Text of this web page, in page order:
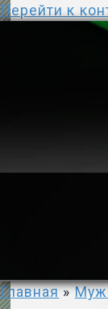
Перейти к
Главная »